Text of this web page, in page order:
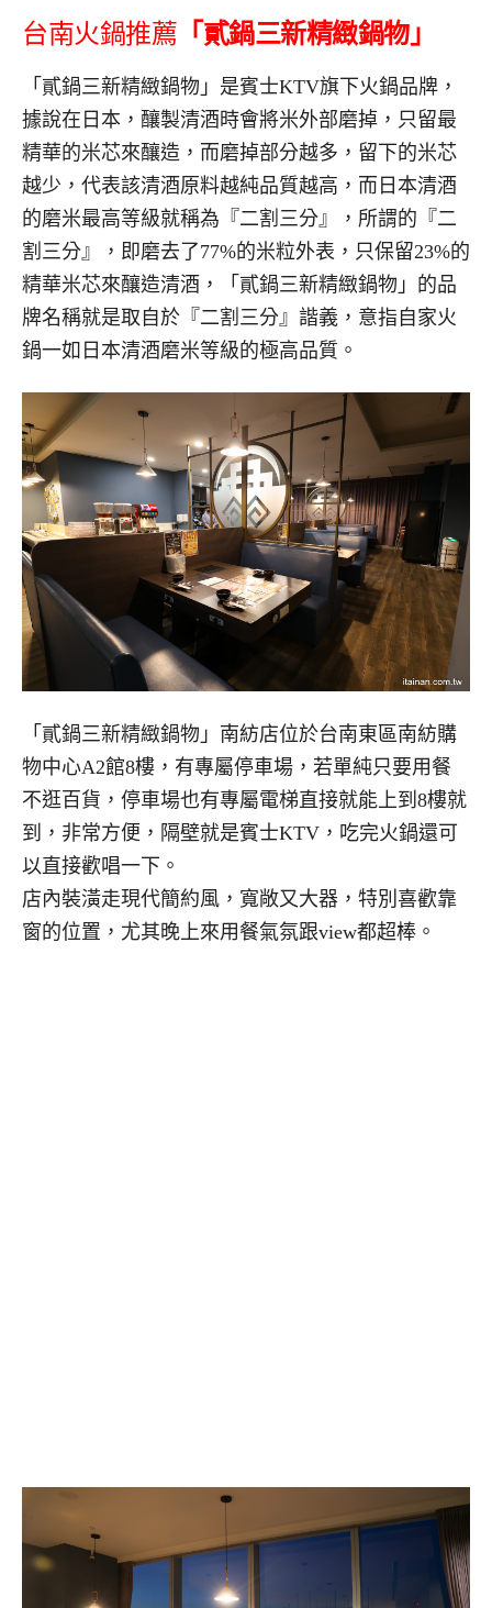
台南火鍋推薦 「貳鍋三新精緻鍋物」
「貳鍋三新精緻鍋物」是賓士KTV旗下火鍋品牌，
據說在日本，釀製清酒時會將米外部磨掉，只留最
精華的米芯來釀造，而磨掉部分越多，留下的米芯
越少，代表該清酒原料越純品質越高，而日本清酒
的磨米最高等級就稱為『二割三分』，所謂的『二
割三分』，即磨去了77%的米粒外表，只保留23%的
精華米芯來釀造清酒，「貳鍋三新精緻鍋物」的品
牌名稱就是取自於『二割三分』諧義，意指自家火
鍋一如日本清酒磨米等級的極高品質。
「貳鍋三新精緻鍋物」南紡店位於台南東區南紡購
物中心A2館8樓，有專屬停車場，若單純只要用餐
不逛百貨，停車場也有專屬電梯直接就能上到8樓就
到，非常方便，隔壁就是賓士KTV，吃完火鍋還可
以直接歡唱一下。
店內裝潢走現代簡約風，寬敞又大器，特別喜歡靠
窗的位置，尤其晚上來用餐氣氛跟view都超棒。